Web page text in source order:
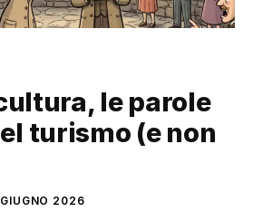
le parole
turismo (e non
2026